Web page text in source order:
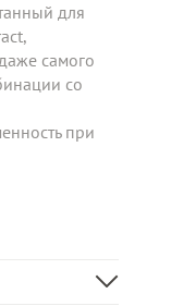
для
самого
со
при